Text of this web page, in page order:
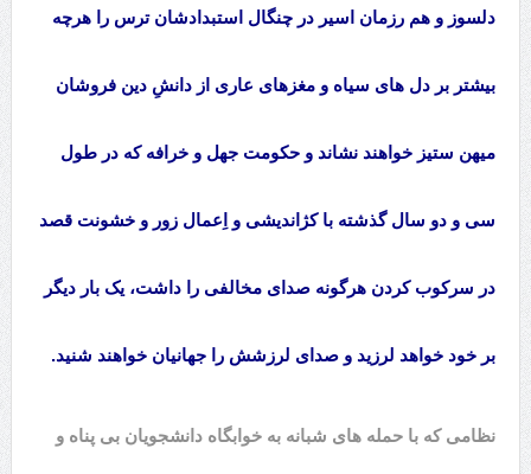
دلسوز و هم رزمان اسیر در چنگال استبدادشان ترس را هرچه
بیشتر بر دل های سیاه و مغزهای عاری از دانشِ دین فروشان
میهن ستیز خواهند نشاند و حکومت جهل و خرافه که در طول
سی و دو سال گذشته با کژاندیشی و اِعمال زور و خشونت قصد
در سرکوب کردن هرگونه صدای مخالفی را داشت، یک بار دیگر
بر خود خواهد لرزید و صدای لرزشش را جهانیان خواهند شنید.
نظامی که با حمله های شبانه به خوابگاه دانشجویان بی پناه و